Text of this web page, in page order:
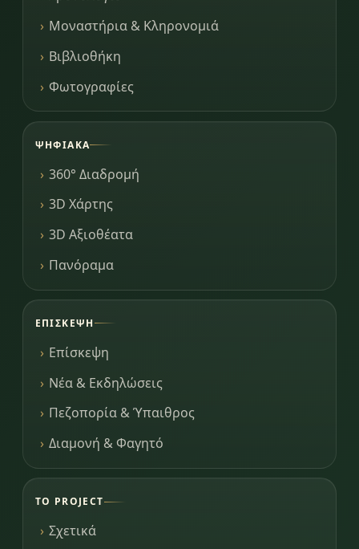
Μοναστήρια & Κληρονομιά
Βιβλιοθήκη
Φωτογραφίες
ΨΗΦΙΑΚΆ
360° Διαδρομή
3D Χάρτης
3D Αξιοθέατα
Πανόραμα
ΕΠΊΣΚΕΨΗ
Επίσκεψη
Νέα & Εκδηλώσεις
Πεζοπορία & Ύπαιθρος
Διαμονή & Φαγητό
ΤΟ PROJECT
Σχετικά